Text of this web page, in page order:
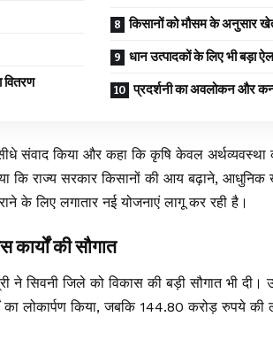
किसानों को मौसम के अनुसार
धान उत्पादकों के लिए भी बड़ा
प्रदर्शनी का अवलोकन और
संवाद किया और कहा कि कृषि केवल अर्थव्यवस्था
कि राज्य सरकार किसानों की आय बढ़ाने, आधुनिक
के लिए लगातार नई योजनाएं लागू कर रही है।
की सौगात
ने सिवनी जिले को विकास की बड़ी सौगात भी
का लोकार्पण किया, जबकि 144.80 करोड़ रुपये की